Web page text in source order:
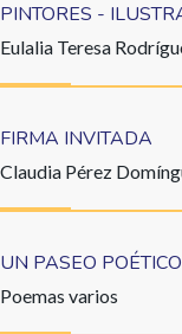
PINTORES -
Eulalia Teresa
FIRMA INVITADA
Claudia Pérez
UN PASEO POÉTICO
Poemas varios